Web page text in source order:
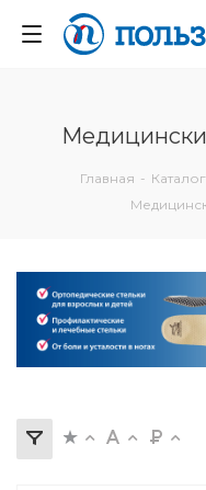
Главная - Каталог